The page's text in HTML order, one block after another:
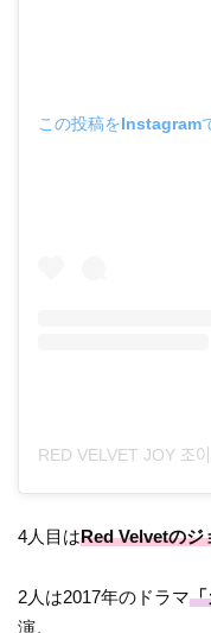
この投稿をInstagram
4人目はRed Velvetのジ
2人は2017年のドラマ「
演。